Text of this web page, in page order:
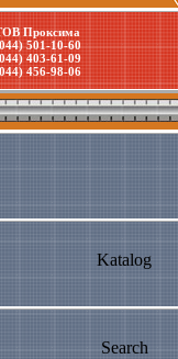
Проксима
501-10-60
403-61-09
456-98-06
Katalog
Search